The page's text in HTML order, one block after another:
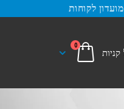
מועדון לקוחות
0